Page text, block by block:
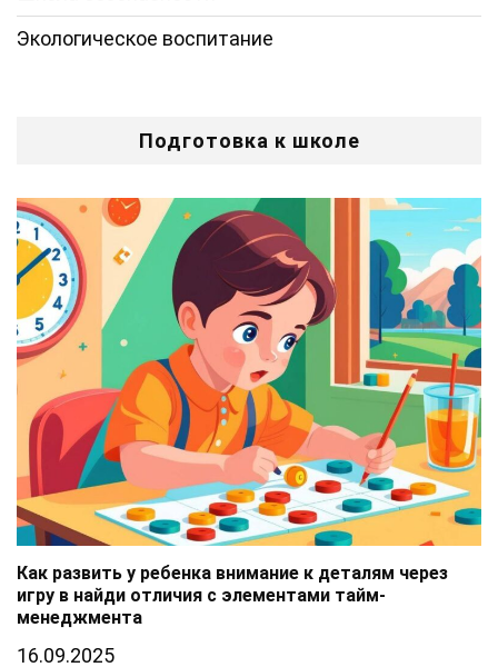
Экологическое воспитание
Подготовка к школе
Как развить у ребенка внимание к деталям через
игру в найди отличия с элементами тайм-
менеджмента
16.09.2025